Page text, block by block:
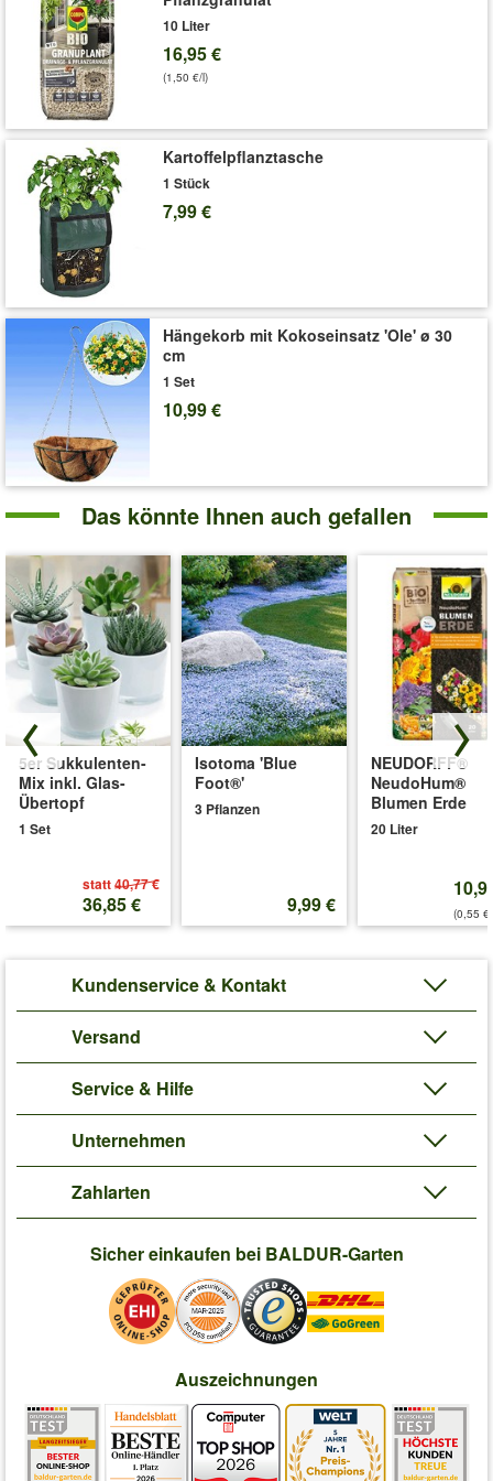
10 Liter
16,95 €
(1,50 €/l)
Kartoffelpflanztasche
1 Stück
7,99 €
Hängekorb mit Kokoseinsatz 'Ole' ø 30
cm
1 Set
10,99 €
Das könnte Ihnen auch gefallen
5er Sukkulenten-
Mix inkl. Glas-
Übertopf
1 Set
statt40,77 €
36,85 €
Isotoma 'Blue
Foot®'
3 Pflanzen
9,99 €
NEUDORFF®
NeudoHum®
Blumen Erde
20 Liter
(0,55
Kundenservice & Kontakt
Versand
Service & Hilfe
Unternehmen
Zahlarten
Sicher einkaufen bei BALDUR-Garten
Auszeichnungen